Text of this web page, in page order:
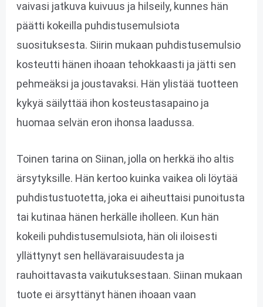
vaivasi jatkuva kuivuus ja hilseily, kunnes hän
päätti kokeilla puhdistusemulsiota
suosituksesta. Siirin mukaan puhdistusemulsio
kosteutti hänen ihoaan tehokkaasti ja jätti sen
pehmeäksi ja joustavaksi. Hän ylistää tuotteen
kykyä säilyttää ihon kosteustasapaino ja
huomaa selvän eron ihonsa laadussa.
Toinen tarina on Siinan, jolla on herkkä iho altis
ärsytyksille. Hän kertoo kuinka vaikea oli löytää
puhdistustuotetta, joka ei aiheuttaisi punoitusta
tai kutinaa hänen herkälle iholleen. Kun hän
kokeili puhdistusemulsiota, hän oli iloisesti
yllättynyt sen hellävaraisuudesta ja
rauhoittavasta vaikutuksestaan. Siinan mukaan
tuote ei ärsyttänyt hänen ihoaan vaan